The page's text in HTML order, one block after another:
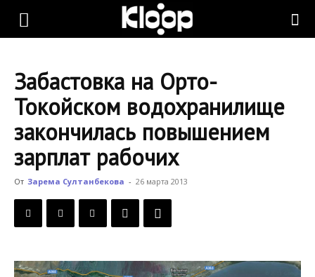
KLOOP.KG
Новости
Кыргызстана
Забастовка на Орто-
Токойском водохранилище
закончилась повышением
зарплат рабочих
От Зарема Султанбекова - 26 марта 2013